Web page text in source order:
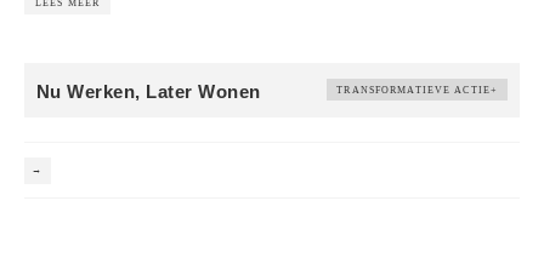
LEES MEER
Nu Werken, Later Wonen TRANSFORMATIEVE ACTIE+
→